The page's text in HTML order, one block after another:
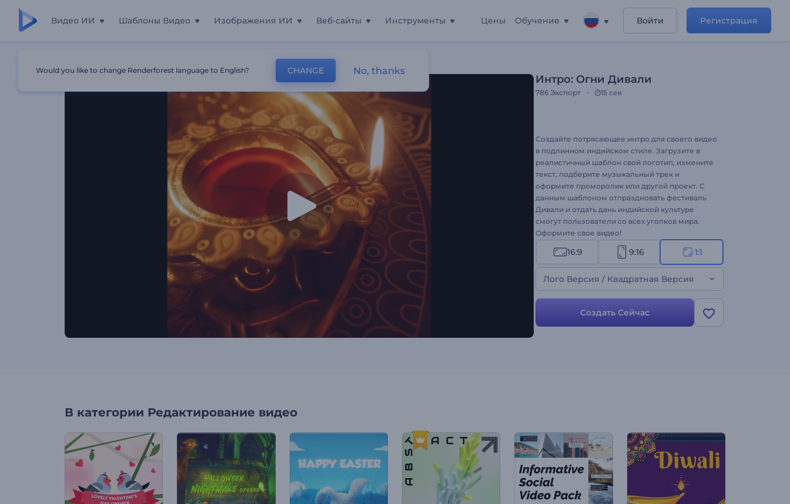
Видео ИИ Шаблоны Видео Изображения ИИ Веб-сайты Инструменты Цены Обучение Войти Регистрация
Интро: Огни Дивали
786 Экспорт 15 сек
Создайте потрясающее интро для своего видео
в подлинном индийском стиле. Загрузите в
реалистичный шаблон свой логотип, измените
текст, подберите музыкальный трек и
оформите проморолик или другой проект. С
данным шаблоном отпраздновать фестиваль
Дивали и отдать дань индийской культуре
смогут пользователи со всех уголков мира.
Оформите свое видео!
16:9 9:16 1:1
Лого Версия / Квадратная Версия
Создать Сейчас
В категории Редактирование видео
Would you like to change Renderforest language to English? CHANGE No, thanks